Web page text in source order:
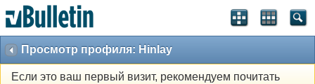
Просмотр профиля: Hinlay
Если это ваш первый визит, рекомендуем почитать